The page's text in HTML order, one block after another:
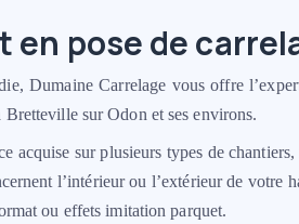
en pose de
Dumaine Carrelage vous offre
Bretteville sur Odon et ses environs.
acquise sur plusieurs types de
l’intérieur ou l’extérieur de
ou effets imitation parquet.